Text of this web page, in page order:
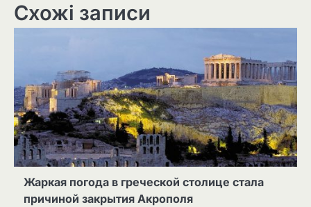
Схожі записи
Жаркая погода в греческой столице стала
причиной закрытия Акрополя